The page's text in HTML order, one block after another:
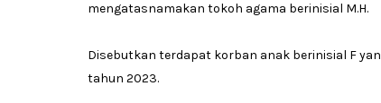
mengatasnamakan tokoh agama berinisial M.H.
Disebutkan terdapat korban anak berinisial F
tahun 2023.